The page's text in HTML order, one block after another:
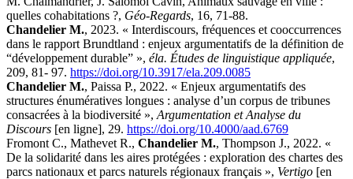
quelles cohabitations ?, Géo-Regards, 16, 71-88.
Chandelier M., 2023. « Interdiscours, fréquences et cooccurrences
dans le rapport Brundtland : enjeux argumentatifs de la définition de
“développement durable” », éla. Études de linguistique appliquée,
209, 81- 97. https://doi.org/10.3917/ela.209.0085
Chandelier M., Paissa P., 2022. « Enjeux argumentatifs des
structures énumératives longues : analyse d’un corpus de tribunes
consacrées à la biodiversité », Argumentation et Analyse du
Discours [en ligne], 29. https://doi.org/10.4000/aad.6769
Fromont C., Mathevet R., Chandelier M., Thompson J., 2022. «
De la solidarité dans les aires protégées : exploration des chartes des
parcs nationaux et parcs naturels régionaux français », Vertigo [en